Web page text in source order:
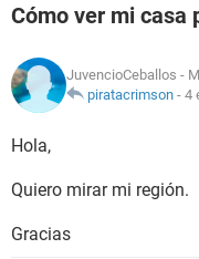
Cómo ver mi casa
JuvencioCeballos -
piratacrimson - 4
Hola,
Quiero mirar mi región.
Gracias